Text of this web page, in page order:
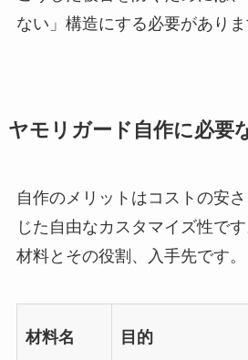
ない」構造にする必要がありま
ヤモリガード自作に必要
自作のメリットはコストの安
じた自由なカスタマイズ性で
材料とその役割、入手先です。
材料名 目的